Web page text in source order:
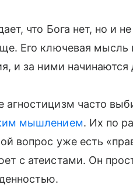
что Бога нет, но и
Его ключевая мысль
и за ними
агностицизм часто
мышлением. Их по
вопрос уже есть
с атеистами. Он